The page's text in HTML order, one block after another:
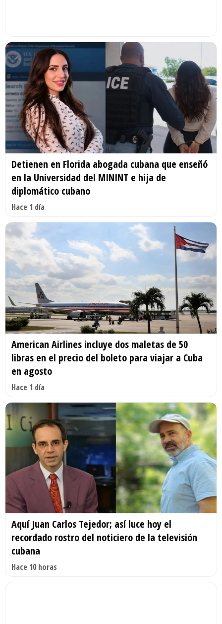
Detienen en Florida abogada cubana que enseñó
en la Universidad del MININT e hija de
diplomático cubano
Hace 1 día
American Airlines incluye dos maletas de 50
libras en el precio del boleto para viajar a Cuba
en agosto
Hace 1 día
Aquí Juan Carlos Tejedor; así luce hoy el
recordado rostro del noticiero de la televisión
cubana
Hace 10 horas